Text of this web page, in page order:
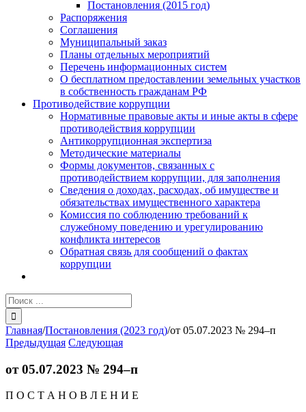
Постановления (2015 год)
Распоряжения
Соглашения
Муниципальный заказ
Планы отдельных мероприятий
Перечень информационных систем
О бесплатном предоставлении земельных участков
в собственность гражданам РФ
Противодействие коррупции
Нормативные правовые акты и иные акты в сфере
противодействия коррупции
Антикоррупционная экспертиза
Методические материалы
Формы документов, связанных с
противодействием коррупции, для заполнения
Сведения о доходах, расходах, об имуществе и
обязательствах имущественного характера
Комиссия по соблюдению требований к
служебному поведению и урегулированию
конфликта интересов
Обратная связь для сообщений о фактах
коррупции
Результат
поиска:
Главная/Постановления (2023 год)/от 05.07.2023 № 294–п
Предыдущая Следующая
от 05.07.2023 № 294–п
П О С Т А Н О В Л Е Н И Е